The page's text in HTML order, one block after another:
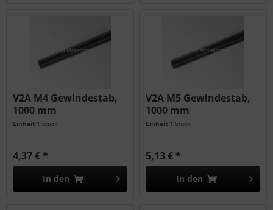
V2A M4 Gewindestab,
1000 mm
Einheit 1 Stück
4,37 € *
In den
V2A M5 Gewindestab,
1000 mm
Einheit 1 Stück
5,13 € *
In den